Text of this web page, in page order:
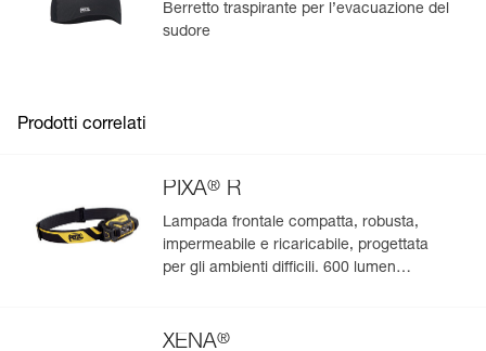
Berretto traspirante per l’evacuazione del
sudore
Prodotti correlati
PIXA® R
Lampada frontale compatta, robusta,
impermeabile e ricaricabile, progettata
per gli ambienti difficili. 600 lumen
XENA®